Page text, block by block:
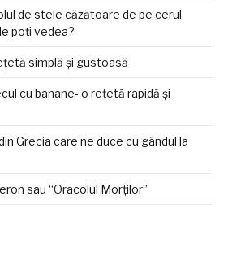
de stele căzătoare de pe cerul
poți vedea?
simplă și gustoasă
cu banane- o rețetă rapidă și
Grecia care ne duce cu gândul la
sau “Oracolul Morților”